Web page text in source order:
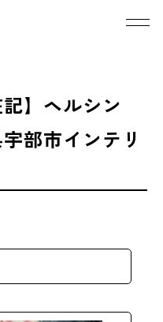
】ヘルシン
部市インテリ